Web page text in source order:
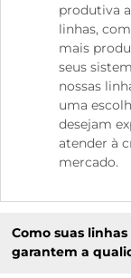
produtiva
linhas,
mais
seus
nossas
uma
desejam
atender à
mercado.
Como suas
garantem a